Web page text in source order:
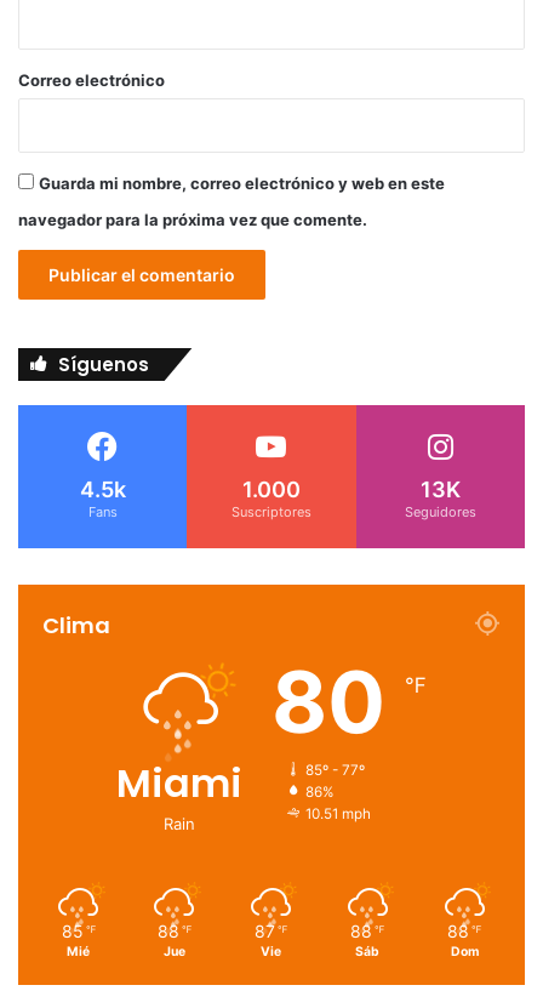
*
Correo electrónico
Guarda mi nombre, correo electrónico y web en este
navegador para la próxima vez que comente.
Síguenos
4.5k
Fans
1.000
Suscriptores
13K
Seguidores
Clima
Miami
Rain
80 ℉
85º - 77º
86%
10.51 mph
85 ℉
Mié
88 ℉
Jue
87 ℉
Vie
88 ℉
Sáb
88 ℉
Dom